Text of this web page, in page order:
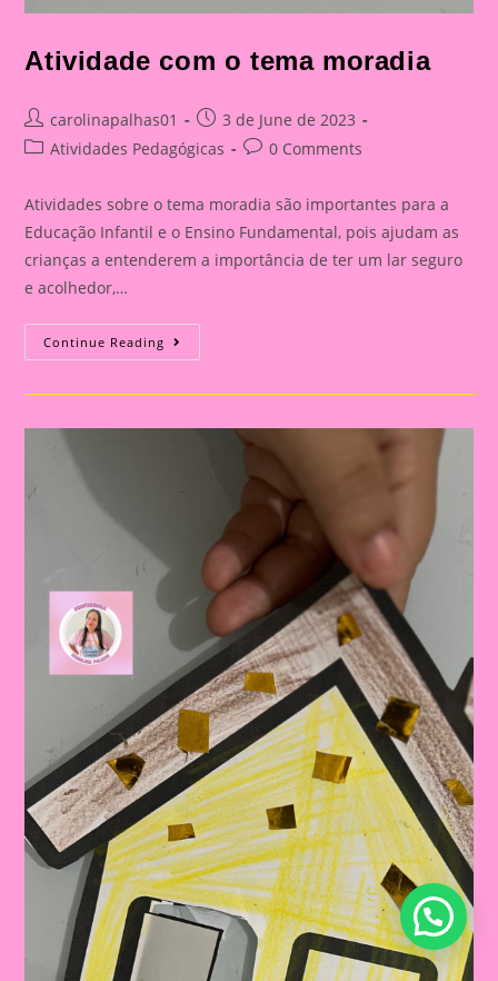
Atividade com o tema moradia
Post
author:
carolinapalhas01
Post
published:
3 de June de 2023
PostAtividades Pedagógicas
Post0 Comments
Atividades sobre o tema moradia são importantes para a
Educação Infantil e o Ensino Fundamental, pois ajudam as
crianças a entenderem a importância de ter um lar seguro
e acolhedor,…
Continue Reading Atividade
Com